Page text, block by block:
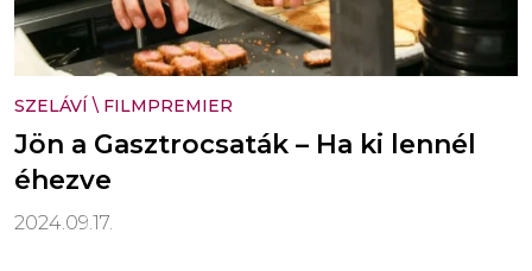
SZELÁVÍ \ FILMPREMIER
Jön a Gasztrocsaták – Ha ki lennél
éhezve
2024.09.17.